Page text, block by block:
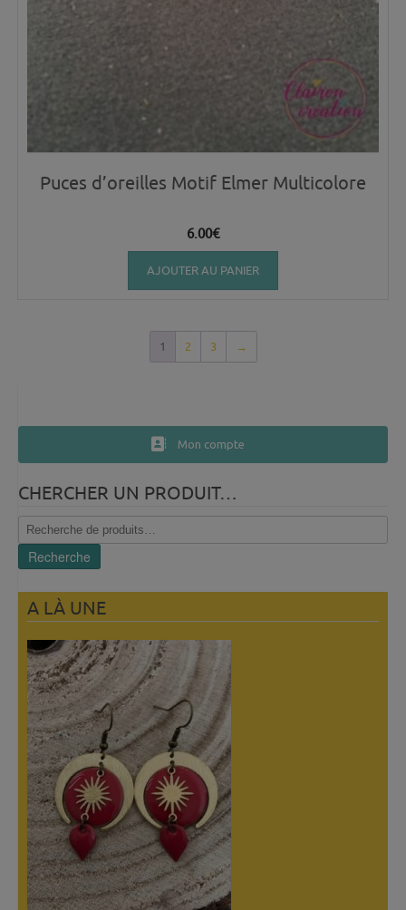
Puces d’oreilles Motif Elmer Multicolore
6.00€
AJOUTER AU PANIER
1 2 3 →
Mon compte
CHERCHER UN PRODUIT…
Recherche
pour :
Recherche
A LÀ UNE